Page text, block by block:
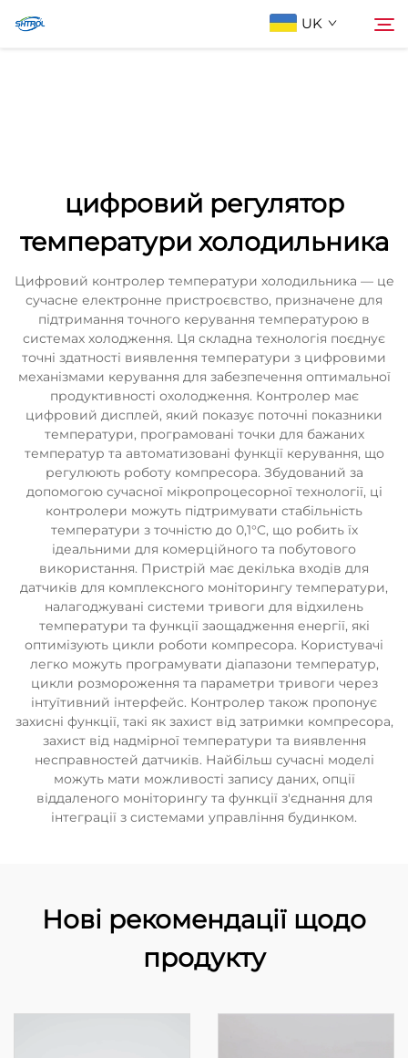
UK
Зв'яжіться з нами
цифровий регулятор
температури холодильника
Цифровий контролер температури холодильника — це
сучасне електронне пристроєвство, призначене для
підтримання точного керування температурою в
системах холодження. Ця складна технологія поєднує
точні здатності виявлення температури з цифровими
механізмами керування для забезпечення оптимальної
продуктивності охолодження. Контролер має
цифровий дисплей, який показує поточні показники
температури, програмовані точки для бажаних
температур та автоматизовані функції керування, що
регулюють роботу компресора. Збудований за
допомогою сучасної мікропроцесорної технології, ці
контролери можуть підтримувати стабільність
температури з точністю до 0,1°C, що робить їх
ідеальними для комерційного та побутового
використання. Пристрій має декілька входів для
датчиків для комплексного моніторингу температури,
налагоджувані системи тривоги для відхилень
температури та функції заощадження енергії, які
оптимізують цикли роботи компресора. Користувачі
легко можуть програмувати діапазони температур,
цикли розмороження та параметри тривоги через
інтуїтивний інтерфейс. Контролер також пропонує
захисні функції, такі як захист від затримки компресора,
захист від надмірної температури та виявлення
несправностей датчиків. Найбільш сучасні моделі
можуть мати можливості запису даних, опції
віддаленого моніторингу та функції з'єднання для
інтеграції з системами управління будинком.
Нові рекомендації щодо
продукту